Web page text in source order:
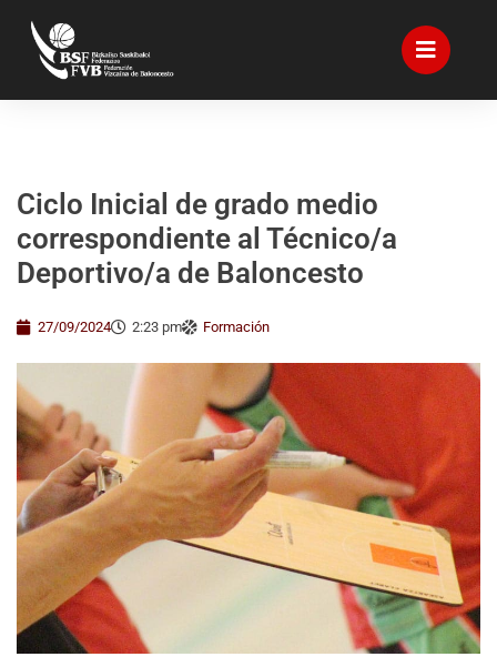
Ciclo Inicial de grado medio
correspondiente al Técnico/a
Deportivo/a de Baloncesto
27/09/2024 2:23 pm Formación